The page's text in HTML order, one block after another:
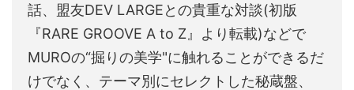
話、盟友DEV LARGEとの貴重な対談(初版
『RARE GROOVE A to Z』より転載)などで
MUROの“掘りの美学"に触れることができるだ
けでなく、テーマ別にセレクトした秘蔵盤、